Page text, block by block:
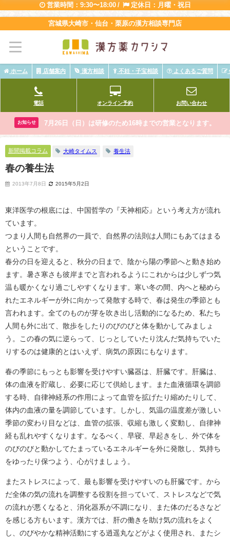
営業時間：9:30〜18:00 / 定休日：月曜・祝日
宮城県大崎市・仙台・栗原の漢方相談専門店
ホーム 店舗案内 漢方相談 不妊・子宝相談 よくあるご質問
電話 オンライン予約 お問い合わせ
お知らせ 7月26日（日）は研修のため16時までの営業となります。
新聞掲載コラム 大崎タイムス 養生法
春の養生法
2013年7月8日 2015年5月2日
東洋医学の根底には、中国哲学の『天神相応』という考え方が流れ
ています。
つまり人間も自然界の一員で、自然界の法則は人間にもあてはまる
ということです。
春分の日を迎えると、秋分の日まで、陰から陽の季節へと動き始め
ます。暑さ寒さも彼岸までと言われるようにこれからは少しずつ気
温も暖かくなり過ごしやすくなります。寒い冬の間、内へと秘めら
れたエネルギーが外に向かって発散する時で、春は発生の季節とも
言われます。全てのものが芽を吹き出し活動的になるため、私たち
人間も外に出て、散歩をしたりのびのびと体を動かしてみましょ
う。この春の気に逆らって、じっとしていたり沈んだ気持ちでいた
りするのは健康的とはいえず、病気の原因にもなります。
春の季節にもっとも影響を受けやすい臓器は、肝臓です。肝臓は、
体の血液を貯蔵し、必要に応じて供給します。また血液循環を調節
する時、自律神経系の作用によって血管を拡げたり縮めたりして、
体内の血液の量を調節しています。しかし、気温の温度差が激しい
季節の変わり目などは、血管の拡張、収縮も激しく変動し、自律神
経も乱れやすくなります。なるべく、早寝、早起きをし、外で体を
のびのびと動かしてたまっているエネルギーを外に発散し、気持ち
をゆったり保つよう、心がけましょう。
またストレスによって、最も影響を受けやすいのも肝臓です。から
だ全体の気の流れを調整する役割を担っていて、ストレスなどで気
の流れが悪くなると、消化器系が不調になり、また体のだるさなど
を感じる方もいます。漢方では、肝の働きを助け気の流れをよく
し、のびやかな精神活動にする逍遥丸などがよく使用され、またシ